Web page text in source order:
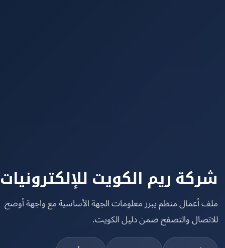
ريم الكويت للإلكترونيات
منظم يبرز معلومات الجهة الأساسية مع واجهة أوضح
والتصفح ضمن دليل الكويت.